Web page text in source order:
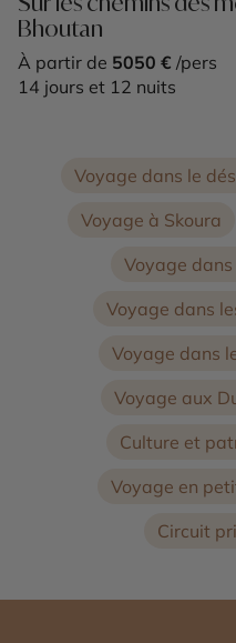
Bhoutan
À partir de 5050 € /pers
14 jours et 12 nuits
Voyage dans le
Voyage à Skoura
Voyage
Voyage dans
Voyage dans
Voyage aux
Culture et
Voyage en
Circuit